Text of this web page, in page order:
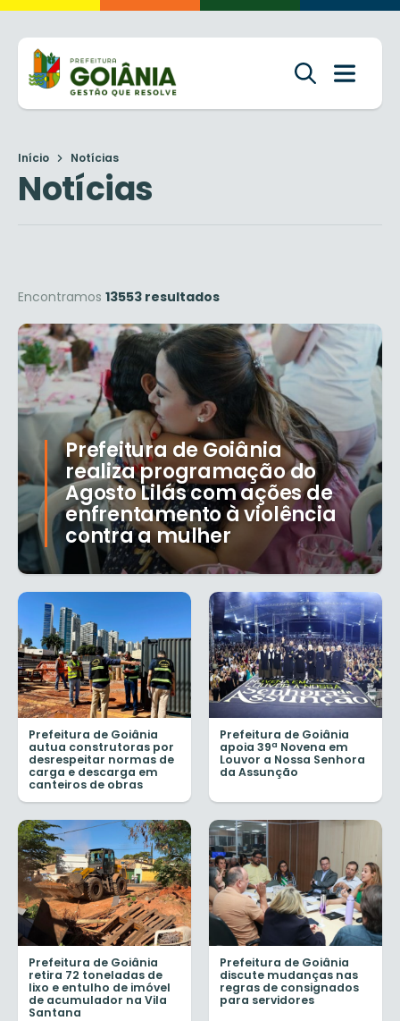
Início Notícias
Notícias
Encontramos 13553 resultados
Prefeitura de Goiânia
realiza programação do
Agosto Lilás com ações de
enfrentamento à violência
contra a mulher
Prefeitura de Goiânia
autua construtoras por
desrespeitar normas de
carga e descarga em
canteiros de obras
Prefeitura de Goiânia
apoia 39ª Novena em
Louvor a Nossa Senhora
da Assunção
Prefeitura de Goiânia
retira 72 toneladas de
lixo e entulho de imóvel
de acumulador na Vila
Santana
Prefeitura de Goiânia
discute mudanças nas
regras de consignados
para servidores